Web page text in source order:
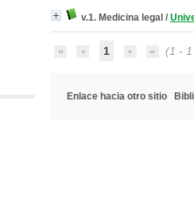
v.1. Medicina legal /
1 (1 -
Enlace hacia otro sitio